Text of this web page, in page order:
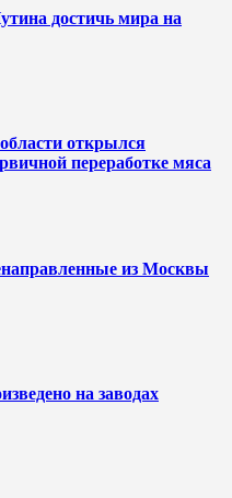
достичь мира на
открылся
переработке мяса
из Москвы
на заводах